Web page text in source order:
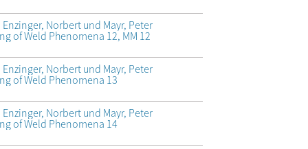
Norbert und Mayr, Peter
of Weld Phenomena 12, MM 12
Norbert und Mayr, Peter
of Weld Phenomena 13
Norbert und Mayr, Peter
of Weld Phenomena 14